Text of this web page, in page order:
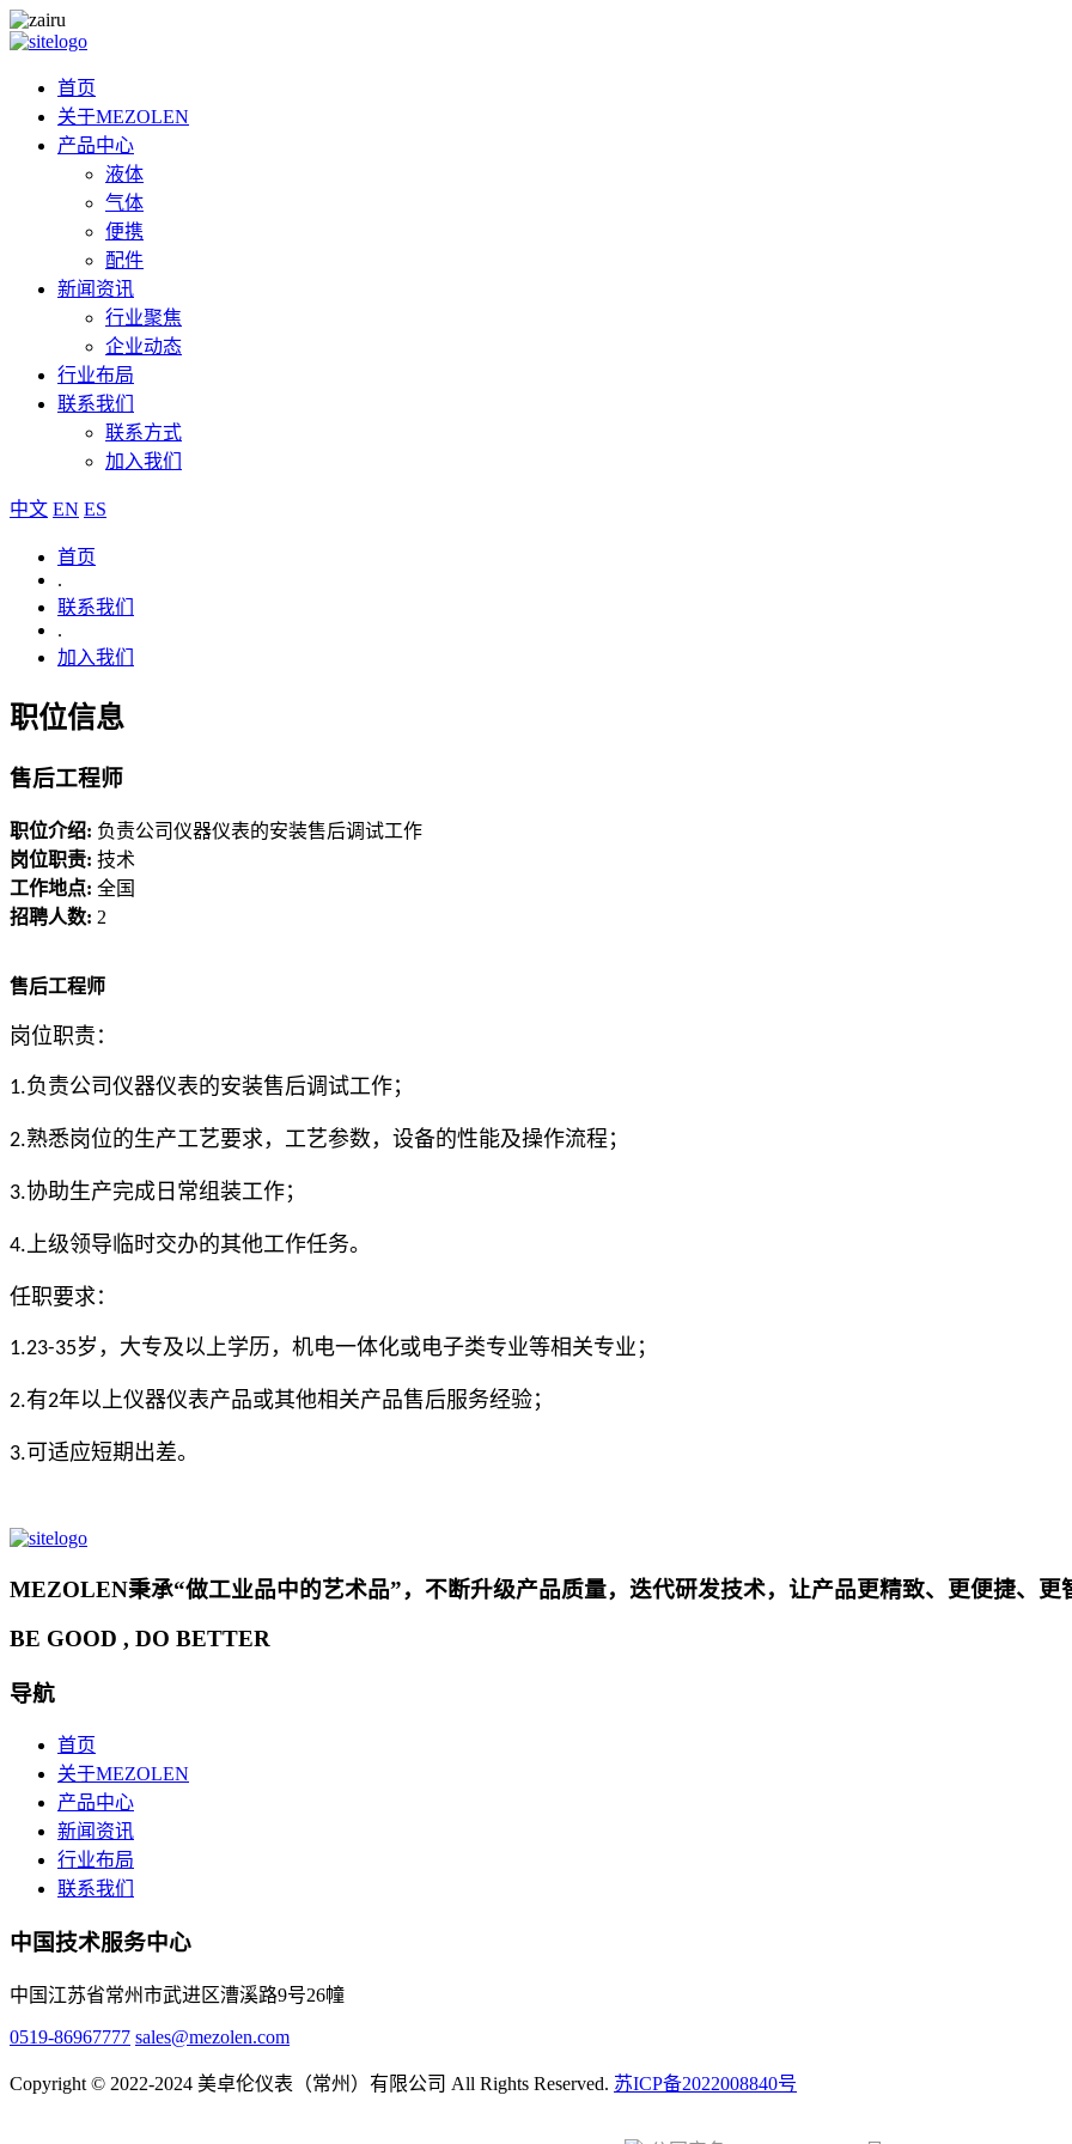
首页
关于MEZOLEN
产品中心
液体
气体
便携
配件
新闻资讯
行业聚焦
企业动态
行业布局
联系我们
联系方式
加入我们
中文 EN ES
首页
.
联系我们
.
加入我们
职位信息
售后工程师
职位介绍: 负责公司仪器仪表的安装售后调试工作
岗位职责: 技术
工作地点: 全国
招聘人数: 2
售后工程师
岗位职责：
1.负责公司仪器仪表的安装售后调试工作；
2.熟悉岗位的生产工艺要求，工艺参数，设备的性能及操作流程；
3.协助生产完成日常组装工作；
4. 上级领导临时交办的其他工作任务。
任职要求：
1.23-35岁， 大专及以上学历，机电一体化或电子类专业等相关专业；
2.有2年以上仪器仪表产品或其他相关产品售后服务经验；
3.可适应短期出差。
MEZOLEN秉承“做工业品中的艺术品”，不断升级产品质量，迭代研发技术，让产品更精致、更便捷、更
BE GOOD , DO BETTER
导航
首页
关于MEZOLEN
产品中心
新闻资讯
行业布局
联系我们
中国技术服务中心
中国江苏省常州市武进区漕溪路9号26幢
0519-86967777 sales@mezolen.com
Copyright © 2022-2024 美卓伦仪表（常州）有限公司 All Rights Reserved. 苏ICP备2022008840号